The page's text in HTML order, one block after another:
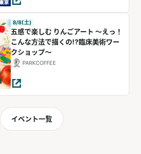
8/8(土)
五感で楽しむ りんごアート ～えっ！
こんな方法で描くの!?臨床美術ワー
クショップ～
PARKCOFFEE
イベント一覧